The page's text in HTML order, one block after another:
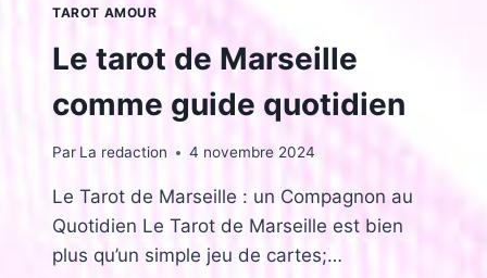
TAROT AMOUR
Le tarot de Marseille
comme guide quotidien
Par La redaction 4 novembre 2024
Le Tarot de Marseille : un Compagnon au
Quotidien Le Tarot de Marseille est bien
plus qu’un simple jeu de cartes;…